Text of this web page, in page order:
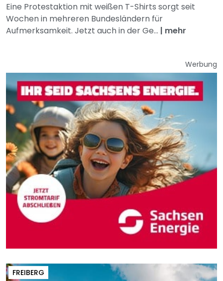
Eine Protestaktion mit weißen T-Shirts sorgt seit
Wochen in mehreren Bundesländern für
Aufmerksamkeit. Jetzt auch in der Ge... | mehr
Werbung
FREIBERG